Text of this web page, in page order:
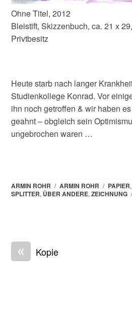
Ohne Titel, 2012
Bleistift, Skizzenbuch, ca. 21 x
Privtbesitz
Heute starb nach langer
Studienkollege Konrad. Vor
ihn noch getroffen & wir haben
geahnt – obgleich sein
ungebrochen waren …
ARMIN ROHR / ARMIN ROHR / PAPIER,
SPLITTER, ÜBER ANDERE,ZEICHNUNG
« Kopie